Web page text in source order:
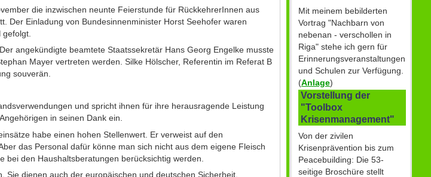
die inzwischen neunte Feierstunde für RückkehrerInnen aus
Der Einladung von Bundesinnenminister Horst Seehofer waren
angekündigte beamtete Staatssekretär Hans Georg Engelke musste
Mayer vertreten werden. Silke Hölscher, Referentin im Referat B
souverän.
und spricht ihnen für ihre herausragende Leistung
in seinen Dank ein.
habe einen hohen Stellenwert. Er verweist auf den
das Personal dafür könne man sich nicht aus dem eigene Fleisch
bei den Haushaltsberatungen berücksichtig werden.
dienen auch der europäischen und deutschen Sicherheit.
Mit meinem bebilderten
Vortrag "Nachbarn von
nebenan - verschollen in
Riga" stehe ich gern für
Erinnerungsveranstaltungen
und Schulen zur Verfügung.
(Anlage)
Vorstellung der
"Toolbox
Krisenmanagement"
Von der zivilen
Krisenprävention bis zum
Peacebuilding: Die 53-
seitige Broschüre stellt